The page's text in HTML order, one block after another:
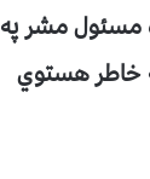
مسئول مشر په
خاطر هستوي